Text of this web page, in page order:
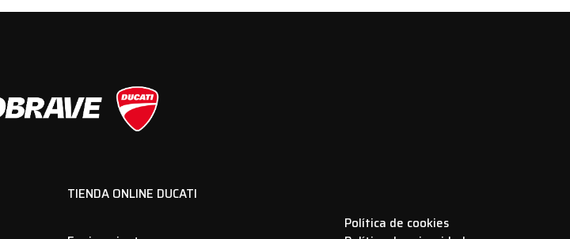
TIENDA ONLINE DUCATI
Política de cookies